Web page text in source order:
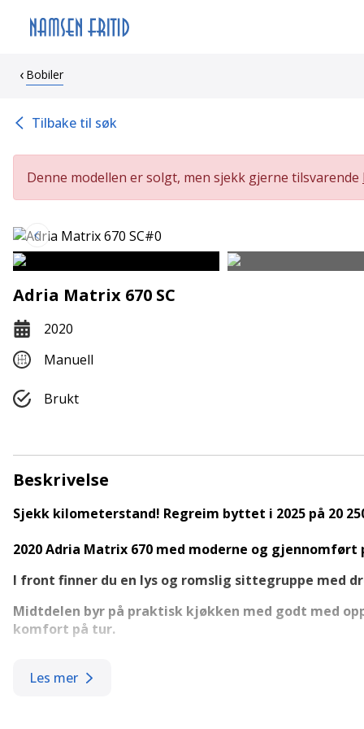
Bobiler
Tilbake til søk
Denne modellen er solgt, men sjekk gjerne tilsvarende
Adria Matrix 670 SC
2020
Manuell
Brukt
Beskrivelse
Sjekk kilometerstand! Regreim byttet i 2025 på 20
2020 Adria Matrix 670 med moderne og gjennomført
I front finner du en lys og romslig sittegruppe med
Midtdelen byr på praktisk kjøkken med godt med
komfort på tur.
interiør og smarte løsninger
Les mer